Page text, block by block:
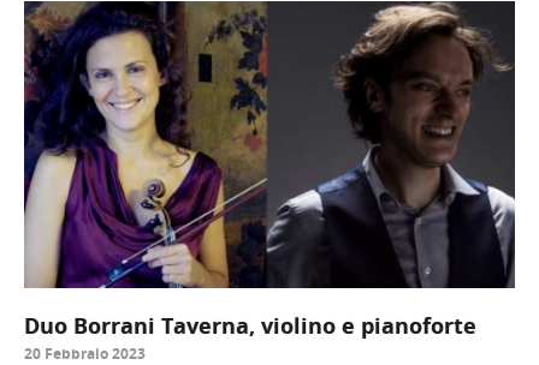
Duo Borrani Taverna, violino e pianoforte
20 Febbraio 2023